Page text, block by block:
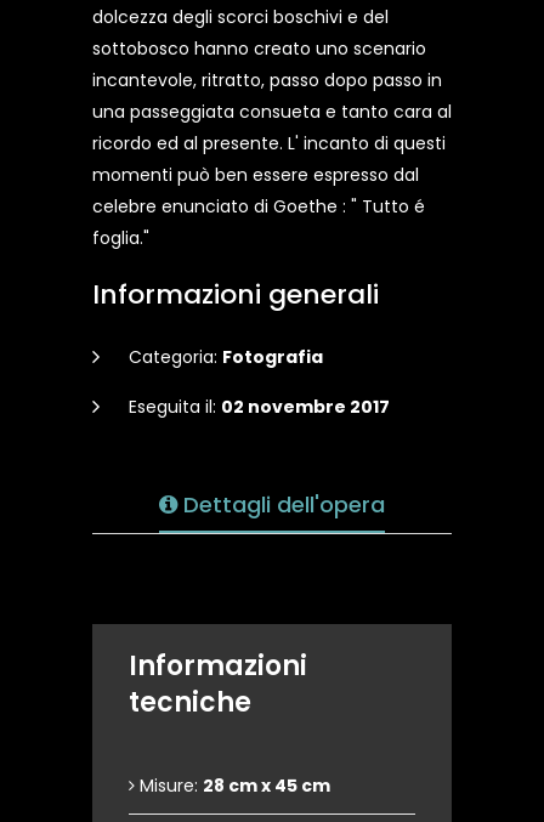
dolcezza degli scorci boschivi e del
sottobosco hanno creato uno scenario
incantevole, ritratto, passo dopo passo in
una passeggiata consueta e tanto cara al
ricordo ed al presente. L' incanto di questi
momenti può ben essere espresso dal
celebre enunciato di Goethe : " Tutto é
foglia."
Informazioni generali
Categoria: Fotografia
Eseguita il: 02 novembre 2017
Dettagli dell'opera
Informazioni
tecniche
Misure: 28 cm x 45 cm